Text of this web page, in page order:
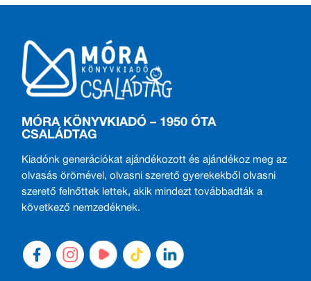
MÓRA KÖNYVKIADÓ – 1950 ÓTA
CSALÁDTAG
Kiadónk generációkat ajándékozott és ajándékoz meg az
olvasás örömével, olvasni szerető gyerekekből olvasni
szerető felnőttek lettek, akik mindezt továbbadták a
következő nemzedéknek.